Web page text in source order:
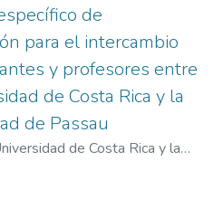
de
para el intercambio
y profesores entre
de Costa Rica y la
de Passau
de Costa Rica y la
Passau